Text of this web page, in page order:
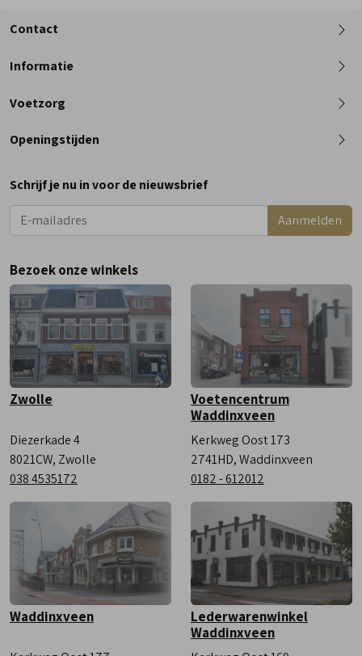
Contact
Telefoon
Informatie
Voetzorg
Openingstijden
Dinsdag
Woensdag
9:00 - 18:00
Vrijdag
Zaterdag
9:00 - 17:00
Schrijf je nu in voor de nieuwsbrief
Aanmelden
Bezoek onze winkels
Zwolle
Diezerkade 4
8021CW, Zwolle
038 4535172
Voetencentrum
Waddinxveen
Kerkweg Oost 173
2741HD, Waddinxveen
0182 - 612012
Waddinxveen
Lederwarenwinkel
Waddinxveen